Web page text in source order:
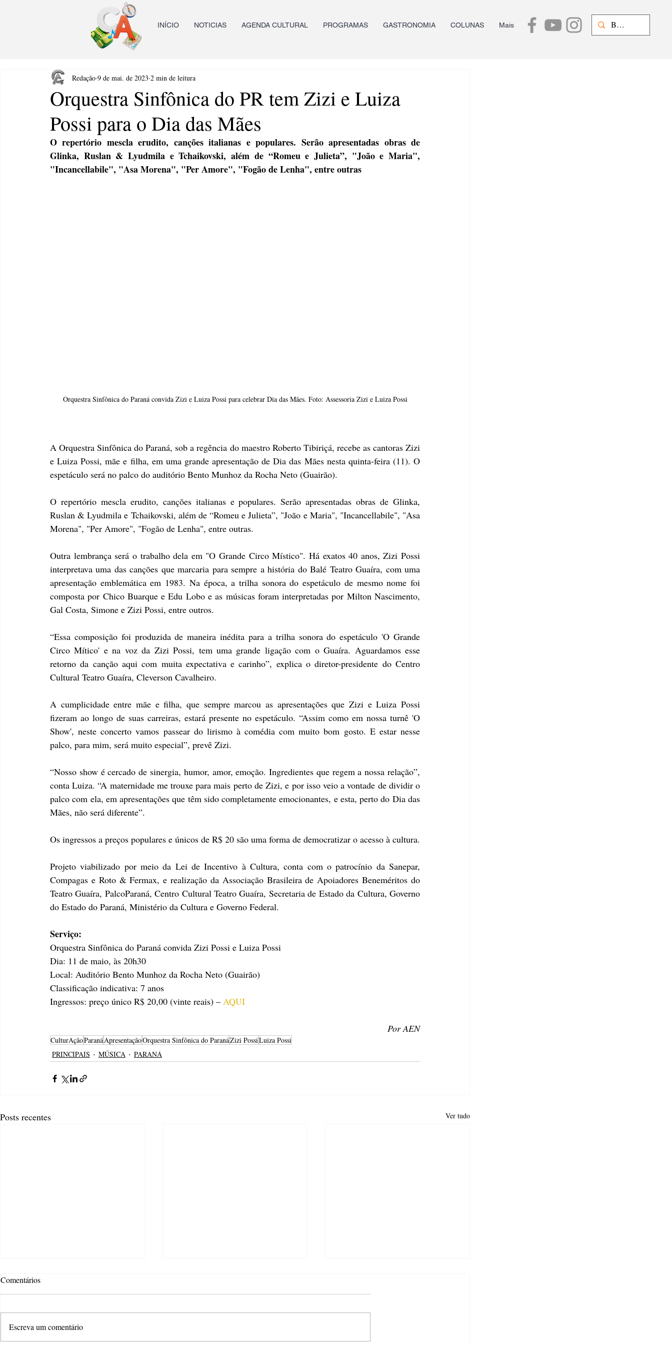
INÍCIO NOTICIAS AGENDA CULTURAL PROGRAMAS GASTRONOMIA COLUNAS Mais
Orquestra Sinfônica do PR tem Zizi e Luiza
Possi para o Dia das Mães
Redação 9 de mai. de 2023 2 min de leitura
O repertório mescla erudito, canções italianas e populares. Serão apresentadas obras de
Glinka, Ruslan & Lyudmila e Tchaikovski, além de “Romeu e Julieta”, "João e Maria",
"Incancellabile", "Asa Morena", "Per Amore", "Fogão de Lenha", entre outras
Orquestra Sinfônica do Paraná convida Zizi e Luiza Possi para celebrar Dia das Mães. Foto: Assessoria Zizi e Luiza Possi
A Orquestra Sinfônica do Paraná, sob a regência do maestro Roberto Tibiriçá, recebe as cantoras Zizi
e Luiza Possi, mãe e filha, em uma grande apresentação de Dia das Mães nesta quinta-feira (11). O
espetáculo será no palco do auditório Bento Munhoz da Rocha Neto (Guairão).
O repertório mescla erudito, canções italianas e populares. Serão apresentadas obras de Glinka,
Ruslan & Lyudmila e Tchaikovski, além de “Romeu e Julieta”, "João e Maria", "Incancellabile", "Asa
Morena", "Per Amore", "Fogão de Lenha", entre outras.
Outra lembrança será o trabalho dela em "O Grande Circo Místico". Há exatos 40 anos, Zizi Possi
interpretava uma das canções que marcaria para sempre a história do Balé Teatro Guaíra, com uma
apresentação emblemática em 1983. Na época, a trilha sonora do espetáculo de mesmo nome foi
composta por Chico Buarque e Edu Lobo e as músicas foram interpretadas por Milton Nascimento,
Gal Costa, Simone e Zizi Possi, entre outros.
“Essa composição foi produzida de maneira inédita para a trilha sonora do espetáculo 'O Grande
Circo Mítico' e na voz da Zizi Possi, tem uma grande ligação com o Guaíra. Aguardamos esse
retorno da canção aqui com muita expectativa e carinho”, explica o diretor-presidente do Centro
Cultural Teatro Guaíra, Cleverson Cavalheiro.
A cumplicidade entre mãe e filha, que sempre marcou as apresentações que Zizi e Luiza Possi
fizeram ao longo de suas carreiras, estará presente no espetáculo. “Assim como em nossa turnê 'O
Show', neste concerto vamos passear do lirismo à comédia com muito bom gosto. E estar nesse
palco, para mim, será muito especial”, prevê Zizi.
“Nosso show é cercado de sinergia, humor, amor, emoção. Ingredientes que regem a nossa relação”,
conta Luiza. “A maternidade me trouxe para mais perto de Zizi, e por isso veio a vontade de dividir o
palco com ela, em apresentações que têm sido completamente emocionantes, e esta, perto do Dia das
Mães, não será diferente”.
Os ingressos a preços populares e únicos de R$ 20 são uma forma de democratizar o acesso à cultura.
Projeto viabilizado por meio da Lei de Incentivo à Cultura, conta com o patrocínio da Sanepar,
Compagas e Roto & Fermax, e realização da Associação Brasileira de Apoiadores Beneméritos do
Teatro Guaíra, PalcoParaná, Centro Cultural Teatro Guaíra, Secretaria de Estado da Cultura, Governo
do Estado do Paraná, Ministério da Cultura e Governo Federal.
Serviço:
Orquestra Sinfônica do Paraná convida Zizi Possi e Luiza Possi
Dia: 11 de maio, às 20h30
Local: Auditório Bento Munhoz da Rocha Neto (Guairão)
Classificação indicativa: 7 anos
Ingressos: preço único R$ 20,00 (vinte reais) – AQUI
Por AEN
CulturAçãoParanáApresentaçãoOrquestra Sinfônica do ParanáZizi PossiLuiza Possi
PRINCIPAIS
MÚSICA PARANÁ
Posts recentes Ver tudo
Comentários
Escreva um comentário